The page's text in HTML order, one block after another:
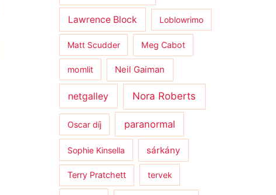
Lawrence Block Loblowrimo
Matt Scudder Meg Cabot
momlit Neil Gaiman
netgalley Nora Roberts
Oscar díj paranormal
Sophie Kinsella sárkány
Terry Pratchett tervek